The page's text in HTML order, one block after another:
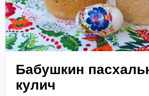
Бабушкин
кулич